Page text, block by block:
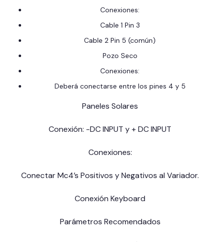
Conexiones:
Cable 1 Pin 3
Cable 2 Pin 5 (común)
Pozo Seco
Conexiones:
Deberá conectarse entre los pines 4 y 5
Paneles Solares
Conexión: -DC INPUT y + DC INPUT
Conexiones:
Conectar Mc4’s Positivos y Negativos al Variador.
Conexión Keyboard
Parámetros Recomendados